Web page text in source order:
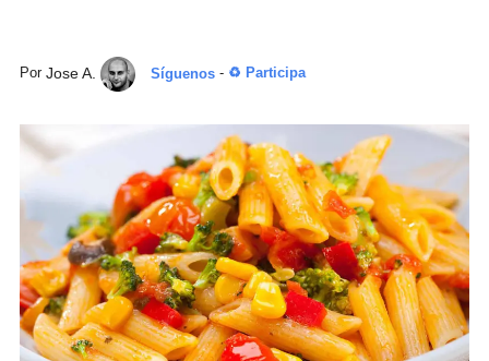
Por Jose A. Síguenos- ♻ Participa